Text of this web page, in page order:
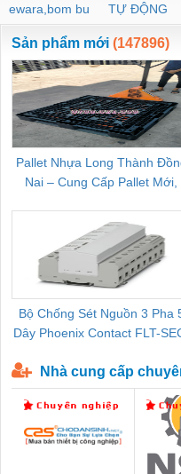
ewara,bom bu
ewara
TỰ ĐỘNG
Sản phẩm mới (147896)
Pallet Nhựa Long Thành
Nai – Cung Cấp Pallet Mới,
Bộ Chống Sét Nguồn 3 Pha
Dây Phoenix Contact FLT-
Nhà cung cấp